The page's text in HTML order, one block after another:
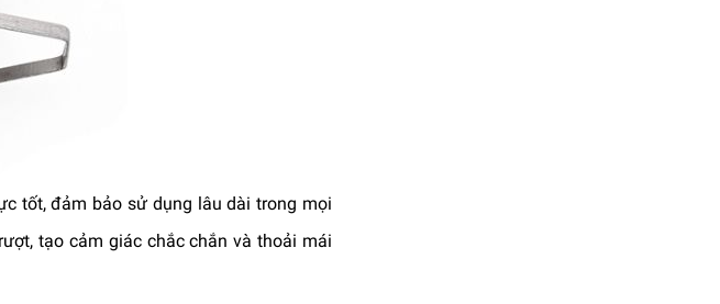
tốt, đảm bảo sử dụng lâu dài trong mọi
tạo cảm giác chắc chắn và thoải mái